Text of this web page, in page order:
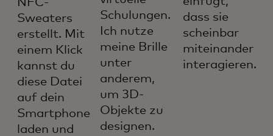
Sweaters
erstellt. Mit
einem Klick
kannst du
diese Datei
auf dein
Smartphone
laden und
Schulungen.
Ich nutze
meine Brille
unter
anderem,
um 3D-
Objekte zu
designen.
dass sie
scheinbar
miteinander
interagieren.